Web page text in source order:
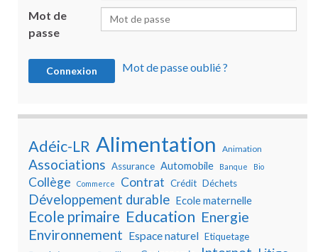
Mot de
passe
Mot de passe oublié ?
Adéic-LR Alimentation Animation
Associations Assurance Automobile Banque Bio
Collège Commerce Contrat Crédit Déchets
Développement durable Ecole maternelle
Ecole primaire Education Energie
Environnement Espace naturel Etiquetage